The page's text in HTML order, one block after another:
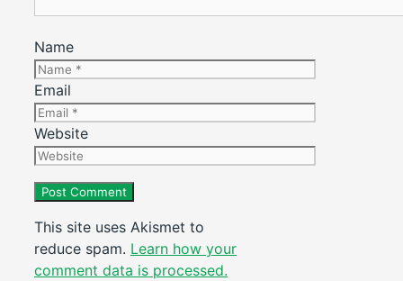
Name
Email
Website
This site uses Akismet to
reduce spam. Learn how your
comment data is processed.